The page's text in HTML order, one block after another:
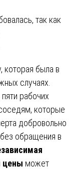
так как
которая была в
случаях.
рабочих
которые
добровольно
обращения в
цены может